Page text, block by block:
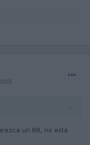
un R8, no está